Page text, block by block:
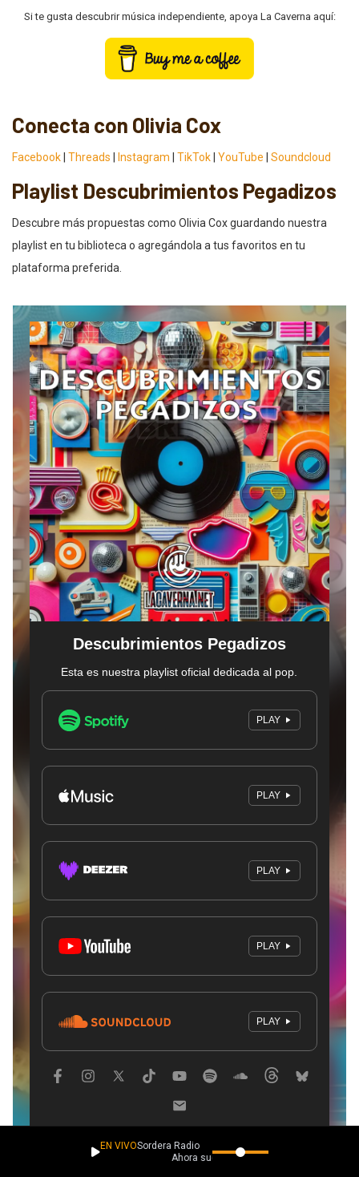
Si te gusta descubrir música independiente, apoya La Caverna aquí:
Conecta con Olivia Cox
Facebook Threads Instagram TikTok YouTube Soundcloud
Playlist Descubrimientos Pegadizos
Descubre más propuestas como Olivia Cox guardando nuestra
playlist en tu biblioteca o agregándola a tus favoritos en tu
plataforma preferida.
EN VIVOSordera Radio
Ahora suena